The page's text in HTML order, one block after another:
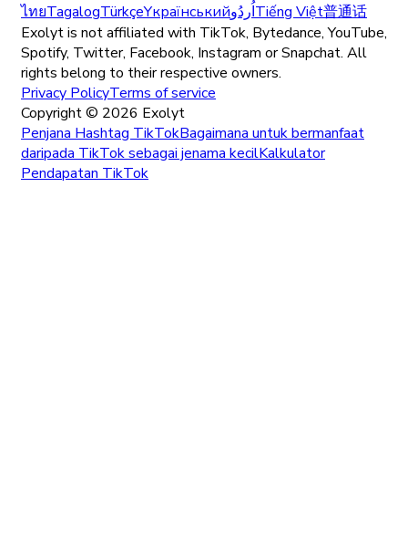
ไทยTagalogTürkçeYкраїнськийاُردُوTiếng Việt普通话
Exolyt is not affiliated with TikTok, Bytedance, YouTube,
Spotify, Twitter, Facebook, Instagram or Snapchat. All
rights belong to their respective owners.
Privacy PolicyTerms of service
Copyright © 2026 Exolyt
Penjana Hashtag TikTokBagaimana untuk bermanfaat
daripada TikTok sebagai jenama kecilKalkulator
Pendapatan TikTok